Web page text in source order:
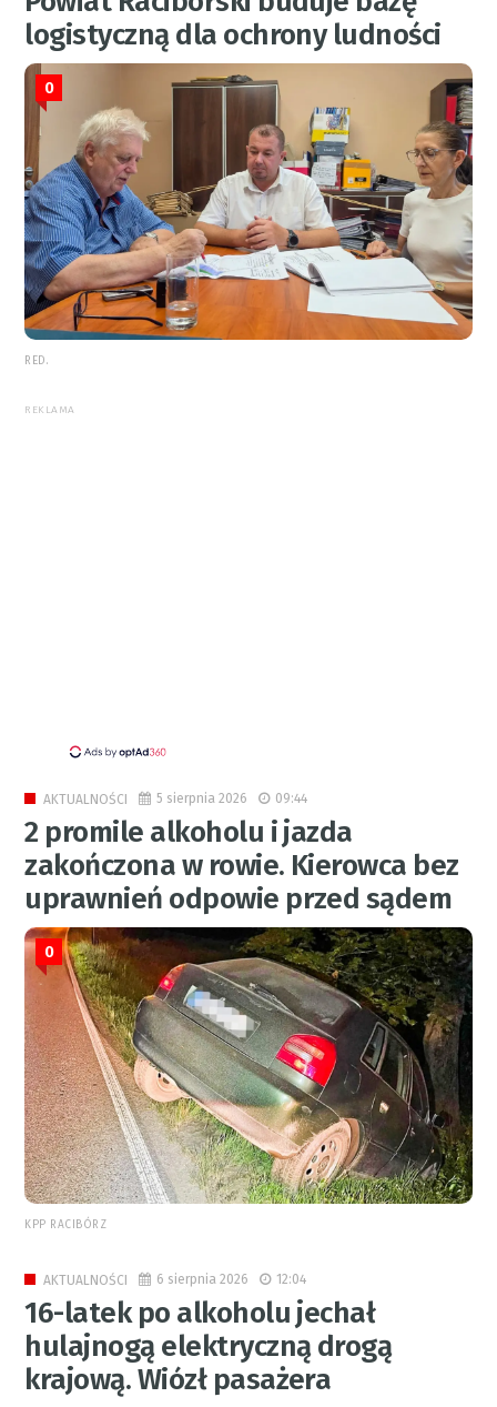
logistyczną dla ochrony ludności
0
RED.
REKLAMA
AKTUALNOŚCI 5 sierpnia 2026 09:44
2 promile alkoholu i jazda
zakończona w rowie. Kierowca bez
uprawnień odpowie przed sądem
0
KPP RACIBÓRZ
AKTUALNOŚCI 6 sierpnia 2026 12:04
16-latek po alkoholu jechał
hulajnogą elektryczną drogą
krajową. Wiózł pasażera